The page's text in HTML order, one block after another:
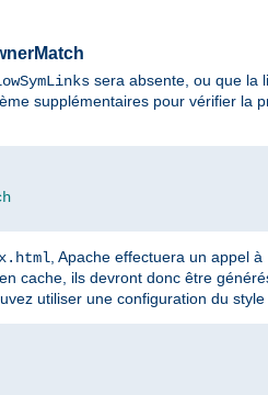
sera absente, ou que la
supplémentaires pour vérifier la
, Apache effectuera un appel à
cache, ils devront donc être
utiliser une configuration du style